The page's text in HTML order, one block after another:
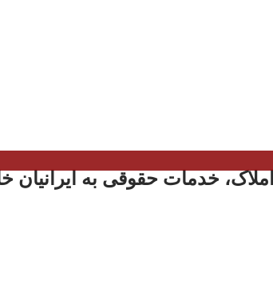
خدمات حقوقی به ایرانیان